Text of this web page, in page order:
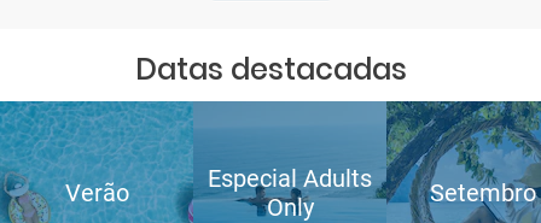
Datas destacadas
Verão
Especial Adults
Only
Setembro